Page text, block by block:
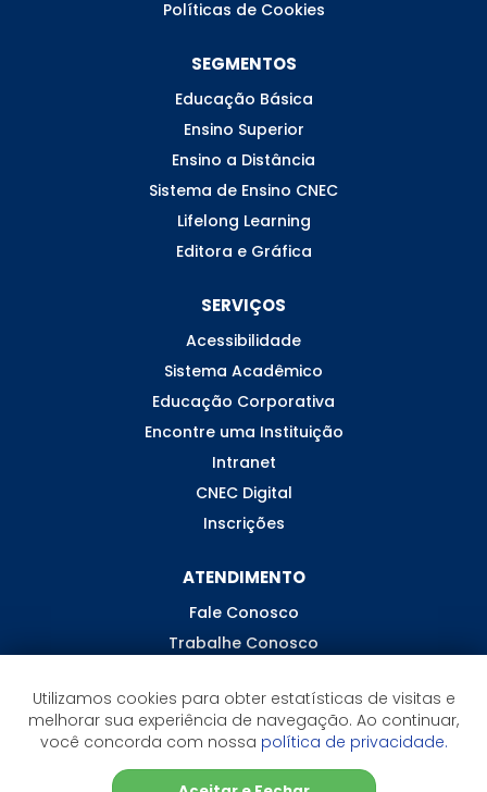
Políticas de Cookies
SEGMENTOS
Educação Básica
Ensino Superior
Ensino a Distância
Sistema de Ensino CNEC
Lifelong Learning
Editora e Gráfica
SERVIÇOS
Acessibilidade
Sistema Acadêmico
Educação Corporativa
Encontre uma Instituição
Intranet
CNEC Digital
Inscrições
ATENDIMENTO
Fale Conosco
Trabalhe Conosco
Utilizamos cookies para obter estatísticas de visitas e
melhorar sua experiência de navegação. Ao continuar,
você concorda com nossa política de privacidade.